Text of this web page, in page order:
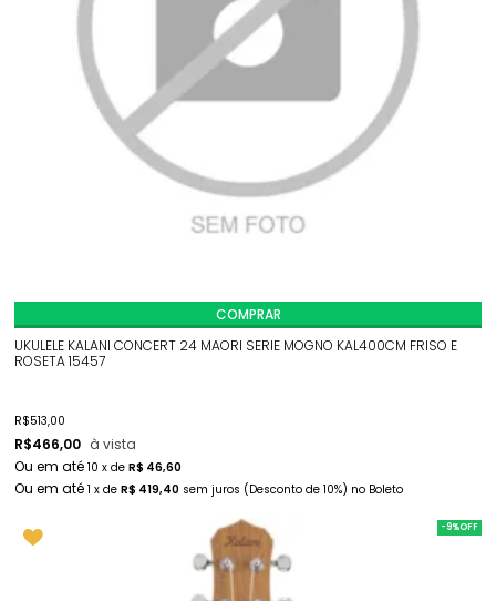
UKULELE KALANI CONCERT 24 MAORI SERIE MOGNO KAL400CM FRISO E
ROSETA 15457
R$513,00
R$466,00 à vista
10 x de R$ 46,60
1 x de R$ 419,40 sem juros (Desconto de 10%) no Boleto
COMPRAR
-9%